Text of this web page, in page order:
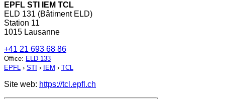
EPFL STI IEM TCL
ELD 131 (Bâtiment ELD)
Station 11
1015 Lausanne
+41 21 693 68 86
Office: ELD 133
EPFL › STI › IEM › TCL
Site web: https://tcl.epfl.ch